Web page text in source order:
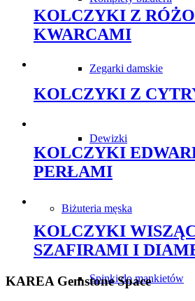
Zegarki damskie
Dewizki
Biżuteria męska
Spinki do mankietów
KOLCZYKI Z
KWARCAMI
KOLCZYKI Z
KOLCZYKI
PERŁAMI
KOLCZYKI
SZAFIRAMI I
KAREA Gemstone Space